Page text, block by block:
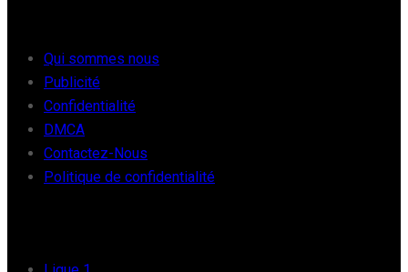
Qui sommes nous
Publicité
Confidentialité
DMCA
Contactez-Nous
Politique de confidentialité